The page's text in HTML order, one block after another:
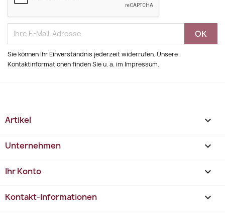
Sie können Ihr Einverständnis jederzeit widerrufen. Unsere
Kontaktinformationen finden Sie u. a. im Impressum.
Artikel 
Unternehmen 
Ihr Konto 
Kontakt-Informationen keyboard_arrow_down